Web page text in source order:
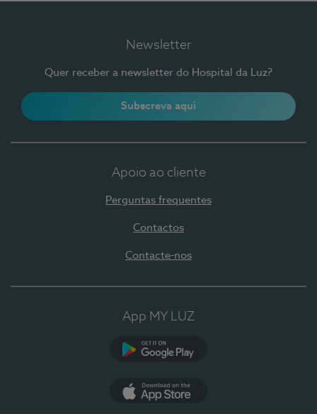
Newsletter
Quer receber a newsletter do Hospital da Luz?
Subscreva aqui
Apoio ao cliente
Perguntas frequentes
Contactos
Contacte-nos
App MY LUZ